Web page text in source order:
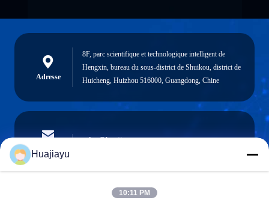
Adresse
8F, parc scientifique et technologique intelligent de
Hengxin, bureau du sous-district de Shuikou, district de
Huicheng, Huizhou 516000, Guangdong, Chine
Email
sales@huajiayu.com
Huajiayu
10:11 PM